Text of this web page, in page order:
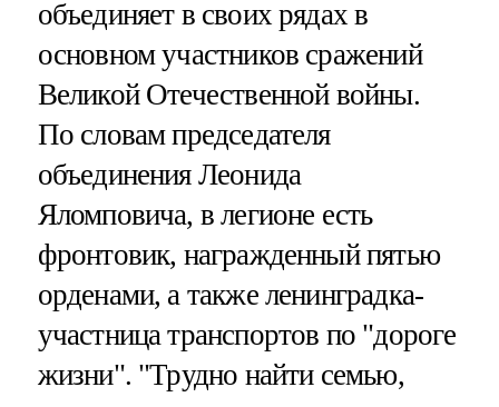
объединяет в своих рядах в
основном участников сражений
Великой Отечественной войны.
По словам председателя
объединения Леонида
Яломповича, в легионе есть
фронтовик, награжденный пятью
орденами, а также ленинградка-
участница транспортов по "дороге
жизни". "Трудно найти семью,